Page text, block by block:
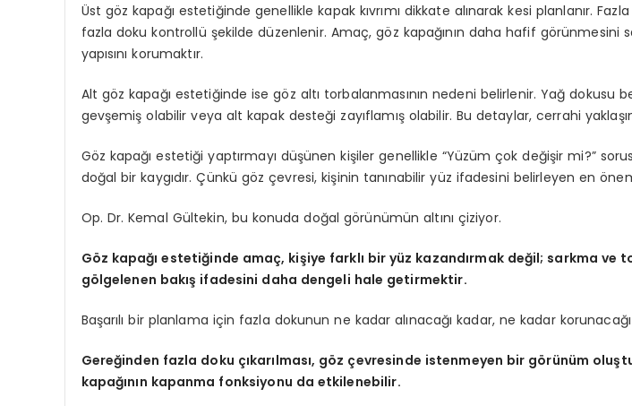
Üst göz kapağı estetiğinde genellikle kapak kıvrımı dikkate alınarak kesi planlanır.
fazla doku kontrollü şekilde düzenlenir. Amaç, göz kapağının daha hafif görünmesini
yapısını korumaktır.
Alt göz kapağı estetiğinde ise göz altı torbalanmasının nedeni belirlenir. Yağ dokusu
gevşemiş olabilir veya alt kapak desteği zayıflamış olabilir. Bu detaylar, cerrahi
Göz kapağı estetiği yaptırmayı düşünen kişiler genellikle “Yüzüm çok değişir mi?”
doğal bir kaygıdır. Çünkü göz çevresi, kişinin tanınabilir yüz ifadesini belirleyen en
Op. Dr. Kemal Gültekin, bu konuda doğal görünümün altını çiziyor.
Göz kapağı estetiğinde amaç, kişiye farklı bir yüz kazandırmak değil; sarkma ve
gölgelenen bakış ifadesini daha dengeli hale getirmektir.
Başarılı bir planlama için fazla dokunun ne kadar alınacağı kadar, ne kadar
Gereğinden fazla doku çıkarılması, göz çevresinde istenmeyen bir görünüm
kapağının kapanma fonksiyonu da etkilenebilir.